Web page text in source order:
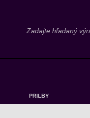
PRILBY